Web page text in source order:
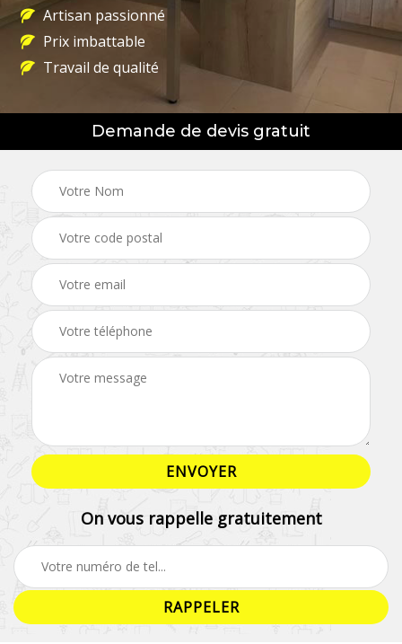
Artisan passionné
Prix imbattable
Travail de qualité
Demande de devis gratuit
On vous rappelle gratuitement